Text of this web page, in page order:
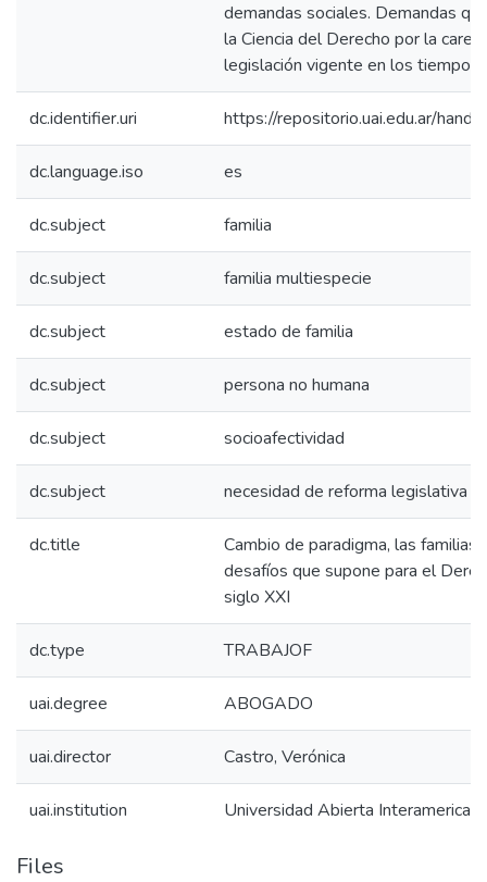
demandas sociales. Demandas
la Ciencia del Derecho por la
legislación vigente en los tiempos
dc.identifier.uri https://repositorio.uai.edu.ar/
dc.language.iso es
dc.subject familia
dc.subject familia multiespecie
dc.subject estado de familia
dc.subject persona no humana
dc.subject socioafectividad
dc.subject necesidad de reforma legislativa
dc.title
Cambio de paradigma, las
desafíos que supone para el
siglo XXI
dc.type TRABAJOF
uai.degree ABOGADO
uai.director Castro, Verónica
uai.institution Universidad Abierta Interamericana
Files